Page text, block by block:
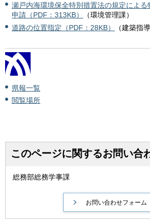
瀬戸内海環境保全特別措置法の規定によ
申請（PDF：313KB）
（環境管理課）
道路の位置指定（PDF：28KB）
（建築指
県報一覧
閲覧場所
このページに関するお問い合
総務部総務学事課